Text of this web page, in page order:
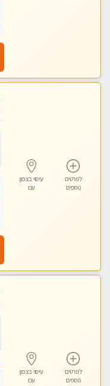
לפרטים
נוספים
עיסוי בצפון
עכו
לפרטים
נוספים
עיסוי בצפון
עכו